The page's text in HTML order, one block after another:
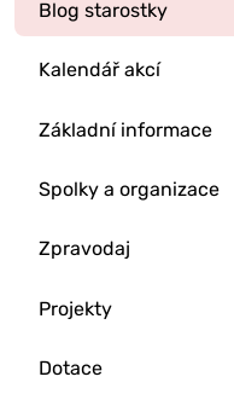
Blog starostky
Kalendář akcí
Základní informace
Spolky a organizace
Zpravodaj
Projekty
Dotace